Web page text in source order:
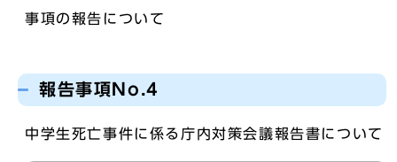
事項の報告について
報告事項No.4
中学生死亡事件に係る庁内対策会議報告書について